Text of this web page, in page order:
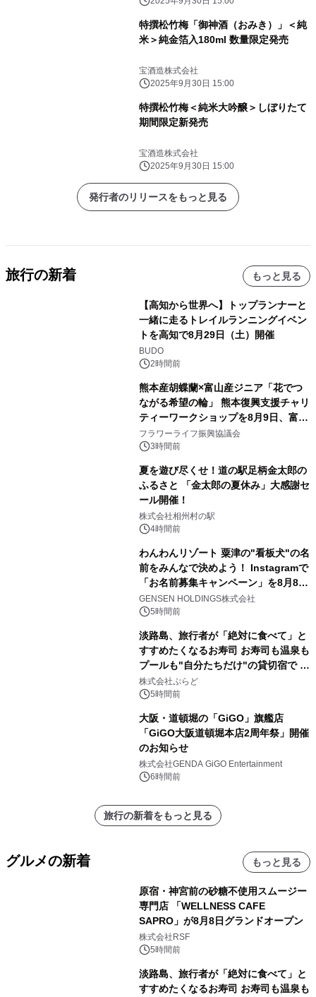
特撰松竹梅「御神酒（おみき）」＜純
米＞純金箔入180ml 数量限定発売
宝酒造株式会社
2025年9月30日 15:00
特撰松竹梅＜純米大吟醸＞しぼりたて
期間限定新発売
宝酒造株式会社
2025年9月30日 15:00
発行者のリリースをもっと見る
旅行の新着 もっと見る
【高知から世界へ】トップランナーと
一緒に走るトレイルランニングイベン
トを高知で8月29日（土）開催
BUDO
2時間前
熊本産胡蝶蘭×富山産ジニア「花でつ
ながる希望の輪」 熊本復興支援チャリ
ティーワークショップを8月9日、富
山・射水で開催
フラワーライフ振興協議会
3時間前
夏を遊び尽くせ！道の駅足柄金太郎の
ふるさと 「金太郎の夏休み」大感謝セ
ール開催！
株式会社相州村の駅
4時間前
わんわんリゾート 粟津の"看板犬"の名
前をみんなで決めよう！ Instagramで
「お名前募集キャンペーン」を8月8日
(土)より開催
GENSEN HOLDINGS株式会社
5時間前
淡路島、旅行者が「絶対に食べて」と
すすめたくなるお寿司 お寿司も温泉も
プールも"自分たちだけ"の貸切宿で 1
日1組限定「岩屋温泉 絵島別庭 海と
森」の握り寿司プラン
株式会社ぷらど
5時間前
大阪・道頓堀の「GiGO」旗艦店
「GiGO大阪道頓堀本店2周年祭」開催
のお知らせ
株式会社GENDA GiGO Entertainment
6時間前
旅行の新着をもっと見る
グルメの新着 もっと見る
原宿・神宮前の砂糖不使用スムージー
専門店 「WELLNESS CAFE
SAPRO」が8月8日グランドオープン
株式会社RSF
5時間前
淡路島、旅行者が「絶対に食べて」と
すすめたくなるお寿司 お寿司も温泉も